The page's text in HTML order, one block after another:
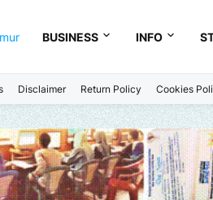
BUSINESS INFO
Disclaimer Return Policy Cookies